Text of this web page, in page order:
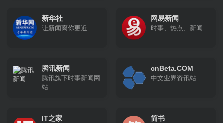
时报的国际视野，力
求及时、客观、权
威、独立地报道新
网用户提供与国际生
活相关的资讯服务、
与国际之间沟通与交
新华社
让新闻离你更近
网易新闻
时事、热点、新闻
腾讯新闻
腾讯旗下时事新闻网
站
cnBeta.COM
中文业界资讯站
IT之家 简书